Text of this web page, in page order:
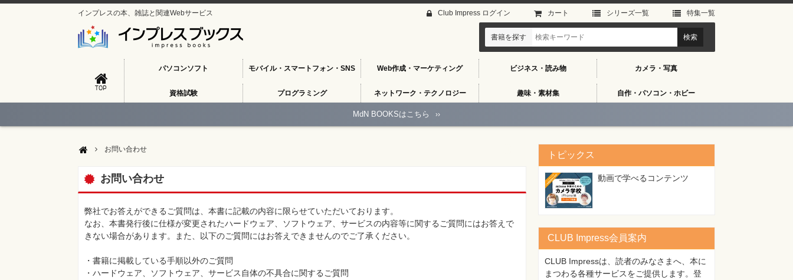
インプレスの本、雑誌と関連Webサービス
TOP
パソコンソフト モバイル・スマートフォン・SNS Web作成・マーケティング ビジネス・読み物 カメラ・写真
資格試験 プログラミング ネットワーク・テクノロジー 趣味・素材集 自作・パソコン・ホビー
Club Impress ログイン カート シリーズ⼀覧 特集⼀覧
書籍を探す
MdN BOOKSはこちら ››
お問い合わせ
お問い合わせ
弊社でお答えができるご質問は、本書に記載の内容に限らせていただいております。
なお、本書発行後に仕様が変更されたハードウェア、ソフトウェア、サービスの内容等に関するご質問にはお答えで
きない場合があります。また、以下のご質問にはお答えできませんのでご了承ください。
・書籍に掲載している手順以外のご質問
・ハードウェア、ソフトウェア、サービス自体の不具合に関するご質問
トピックス
動画で学べるコンテンツ
CLUB Impress会員案内
CLUB Impressは、読者のみなさまへ、本に
まつわる各種サービスをご提供します。登